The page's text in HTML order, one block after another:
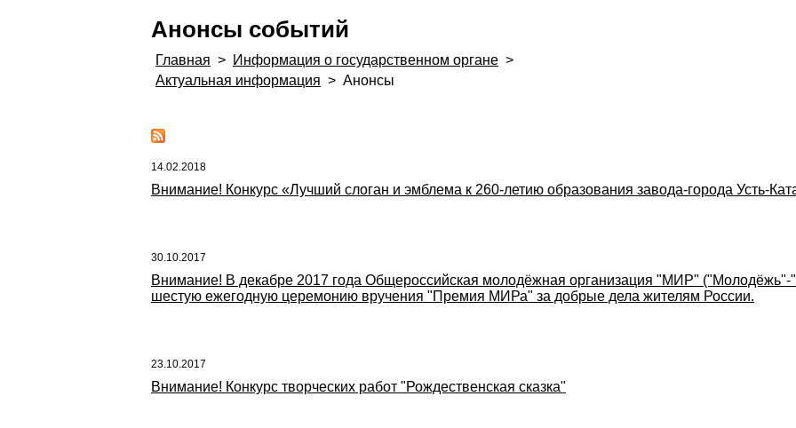
Анонсы событий
Главная > Информация о государственном органе >
Актуальная информация > Анонсы
14.02.2018
Внимание! Конкурс «Лучший слоган и эмблема к 260-летию образования завода-города Усть-
30.10.2017
Внимание! В декабре 2017 года Общероссийская молодёжная организация "МИР" ("Молодёжь"-
шестую ежегодную церемонию вручения "Премия МИРа" за добрые дела жителям России.
23.10.2017
Внимание! Конкурс творческих работ "Рождественская сказка"